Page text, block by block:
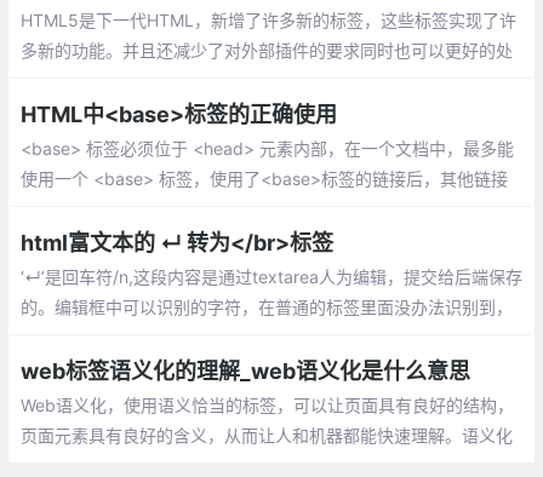
HTML5是下一代HTML，新增了许多新的标签，这些标签实现了许
多新的功能。并且还减少了对外部插件的要求同时也可以更好的处
播放视频的效果。
HTML中<base>标签的正确使用
<base> 标签必须位于 <head> 元素内部，在一个文档中，最多能
使用一个 <base> 标签，使用了<base>标签的链接后，其他链接
html富文本的 ↵ 转为</br>标签
‘↵’是回车符/n,这段内容是通过textarea人为编辑，提交给后端保存
的。编辑框中可以识别的字符，在普通的标签里面没办法识别到，
web标签语义化的理解_web语义化是什么意思
Web语义化，使用语义恰当的标签，可以让页面具有良好的结构，
页面元素具有良好的含义，从而让人和机器都能快速理解。语义化